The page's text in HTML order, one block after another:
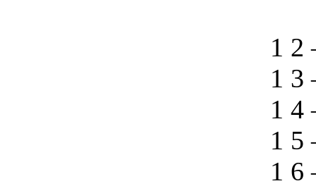
1 2
1 3
1 4
1 5
1 6